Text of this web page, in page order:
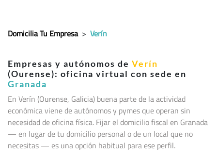
Domicilia Tu Empresa > Verín
Empresas y autónomos de Verín
(Ourense): oficina virtual con sede en
Granada
En Verín (Ourense, Galicia) buena parte de la actividad
económica viene de autónomos y pymes que operan sin
necesidad de oficina física. Fijar el domicilio fiscal en Granada
— en lugar de tu domicilio personal o de un local que no
necesitas — es una opción habitual para ese perfil.